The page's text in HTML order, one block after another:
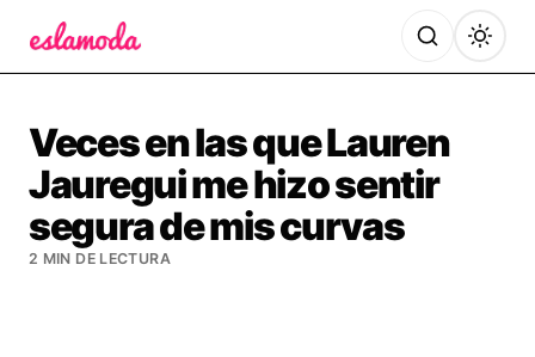
Veces en las que Lauren
Jauregui me hizo sentir
segura de mis curvas
2 MIN DE LECTURA